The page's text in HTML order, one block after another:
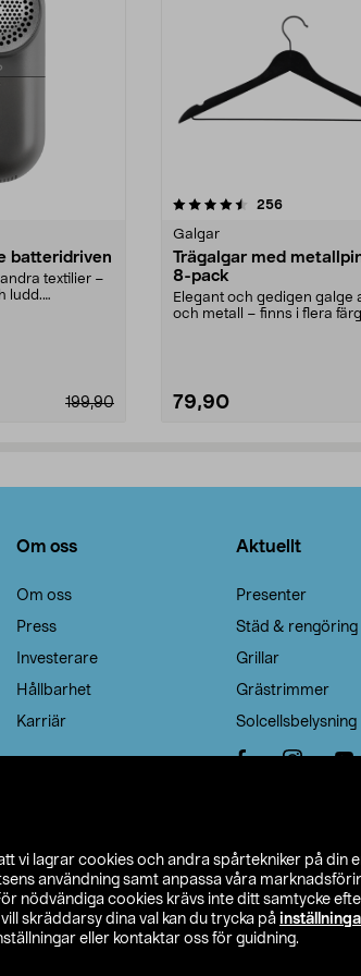
vi lagrar cookies och andra spårtekniker på din
användning samt anpassa våra
nödvändiga cookies krävs inte ditt samtycke
skräddarsy dina val kan du trycka på
eller kontaktar oss för guidning.
batteridriven
textilier –
ludd.
199,90
256recensioner
Galgar
Trägalgar med
8-pack
Elegant och gedigen galge
och metall – finns i flera
79,90
4.0av 5 stjärnor
Om oss
Om oss
Press
Investerare
Hållbarhet
Karriär
Aktuellt
Presenter
Städ & rengöring
Grillar
Grästrimmer
Solcellsbelysning